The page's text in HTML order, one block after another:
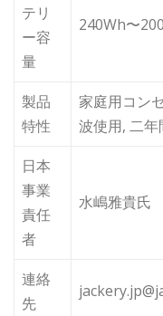
テリ
ー容
量
240Wh〜
製品
特性
家庭用コン
波使用, 二
日本
事業
責任
者
水嶋雅貴氏
連絡
先